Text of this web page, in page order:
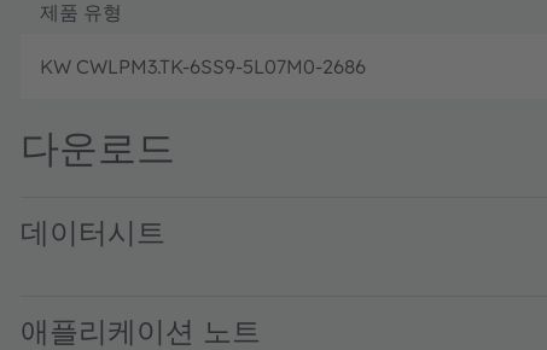
제품 유형
KW CWLPM3.TK-6SS9-5L07M0-2686
다운로드
데이터시트
애플리케이션 노트